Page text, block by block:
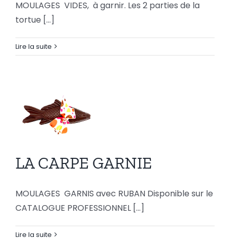
LA TORTUE
MOULAGES VIDES, à garnir. Les 2 parties de la
tortue [...]
Lire la suite
CARPE
GARNIE
LA CARPE GARNIE
MOULAGES GARNIS avec RUBAN Disponible sur le
CATALOGUE PROFESSIONNEL [...]
Lire la suite